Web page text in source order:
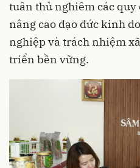
tuân thủ nghiêm các
nâng cao đạo đức kinh
nghiệp và trách nhiệm
triển bền vững.